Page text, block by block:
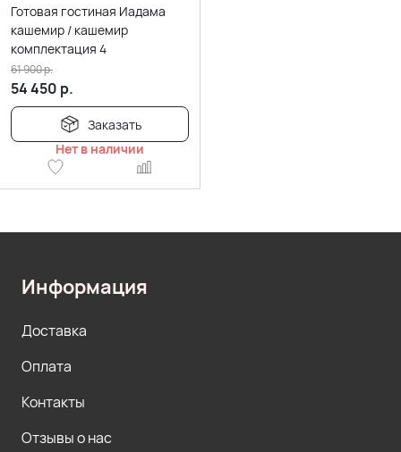
Готовая гостиная Иадама
кашемир / кашемир
комплектация 4
54 450 р.
61 900р.
Заказать
Нет в наличии
Информация
Доставка
Оплата
Контакты
Отзывы о нас